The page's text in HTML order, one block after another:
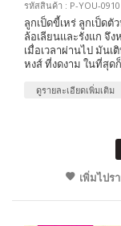
รหัสสินค้า : P-YOU-0910
ลูกเป็ดขี้เหร่ ลูกเป็ด
ล้อเลียนและรังแก จึ
เมื่อเวลาผ่านไป มัน
หงส์ ที่งดงาม ในที่สุด
ดูรายละเอียดเพิ่มเติม
เพิ่มไปร